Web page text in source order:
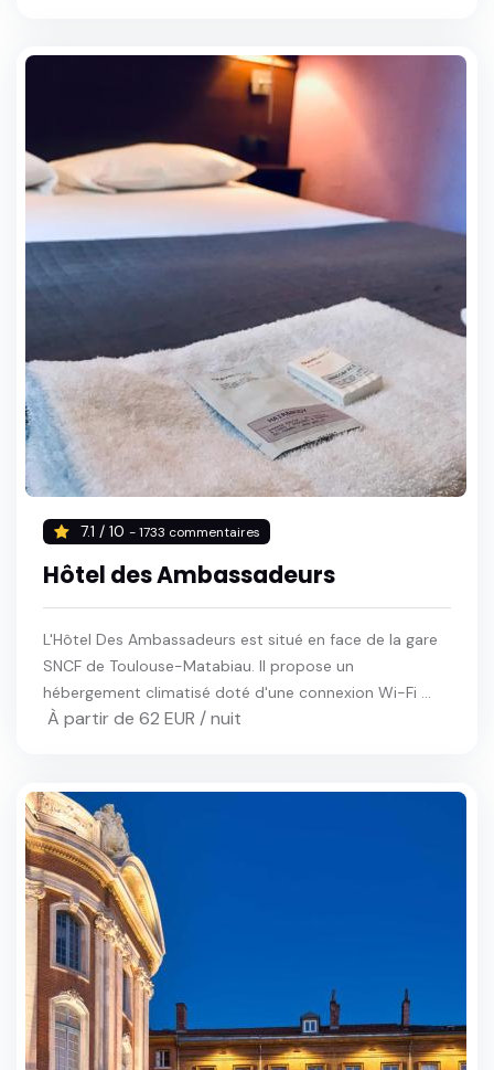
7.1 / 10 - 1733 commentaires
Hôtel des Ambassadeurs
L'Hôtel Des Ambassadeurs est situé en face de la gare
SNCF de Toulouse-Matabiau. Il propose un
hébergement climatisé doté d'une connexion Wi-Fi ...
À partir de 62 EUR / nuit